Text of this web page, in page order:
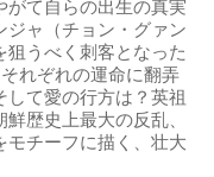
がて自らの出生の真実
ジャ（チョン・グァン
狙うべく刺客となった
れぞれの運命に翻弄
して愛の行方は？英祖
歴史上最大の反乱、
モチーフに描く、壮大